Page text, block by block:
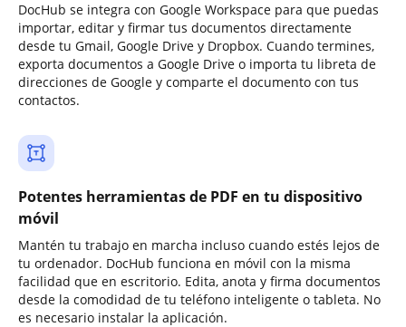
DocHub se integra con Google Workspace para que puedas
importar, editar y firmar tus documentos directamente
desde tu Gmail, Google Drive y Dropbox. Cuando termines,
exporta documentos a Google Drive o importa tu libreta de
direcciones de Google y comparte el documento con tus
contactos.
Potentes herramientas de PDF en tu dispositivo
móvil
Mantén tu trabajo en marcha incluso cuando estés lejos de
tu ordenador. DocHub funciona en móvil con la misma
facilidad que en escritorio. Edita, anota y firma documentos
desde la comodidad de tu teléfono inteligente o tableta. No
es necesario instalar la aplicación.